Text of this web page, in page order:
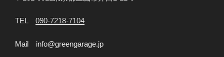
リ
グ
TEL 090-7218-7104
Mail info@greengarage.jp